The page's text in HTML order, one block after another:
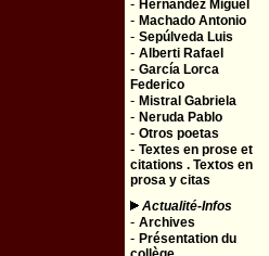
- Hernández Miguel
- Machado Antonio
- Sepúlveda Luis
- Alberti Rafael
- García Lorca
Federico
- Mistral Gabriela
- Neruda Pablo
- Otros poetas
- Textes en prose et
citations . Textos en
prosa y citas
Actualité-Infos
- Archives
- Présentation du